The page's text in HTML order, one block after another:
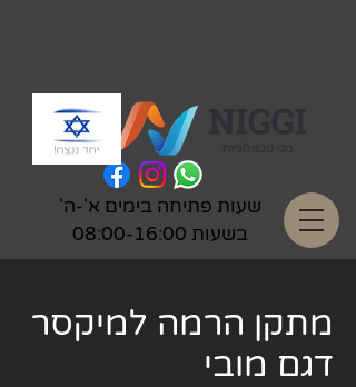
שעות פתיחה בימים א'-ה'
בשעות 08:00-16:00
מתקן הרמה למיקסר
דגם מובי